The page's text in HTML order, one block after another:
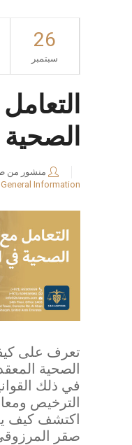
26
سبتمبر
منشور من
General Information
تعرف على
الصحية
في ذلك
الترخيص
اكتشف كيف
صقر